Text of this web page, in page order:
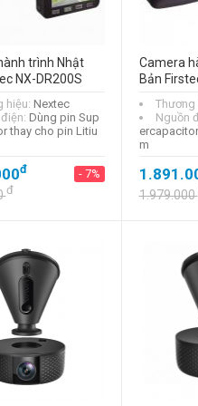
trình Nhật
NX-DR200S
hiệu: Nextec
Dùng pin Sup
thay cho pin Litiu
đ - 7%
đ
Camera
Bản
Thương
Nguồn
m
1.979.000